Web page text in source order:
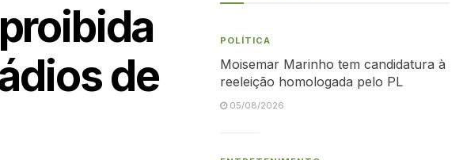
de
POLÍTICA
Moisemar Marinho tem candidatura à
reeleição homologada pelo PL
05/08/2026